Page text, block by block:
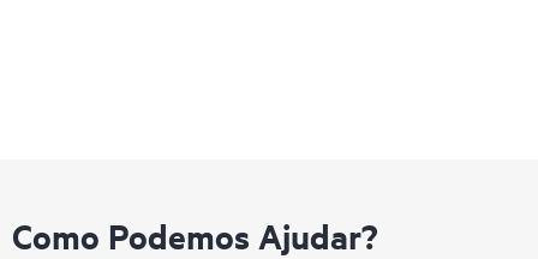
Como Podemos Ajudar?